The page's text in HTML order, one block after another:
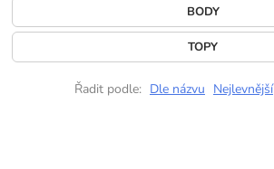
BODY
TOPY
Řadit podle: Dle názvu Nejlevnější